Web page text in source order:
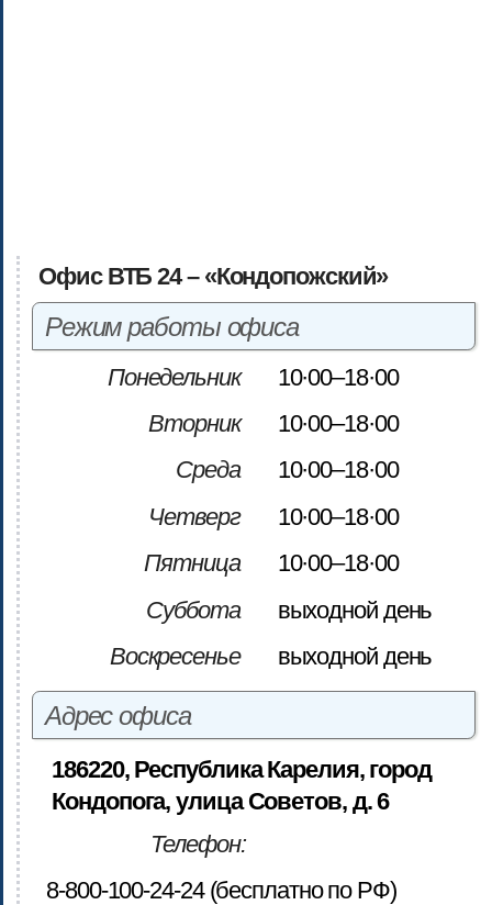
Офис ВТБ 24 – «Кондопожский»
Режим работы офиса
Понедельник
10·00–18·00
Вторник
10·00–18·00
Среда
10·00–18·00
Четверг
10·00–18·00
Пятница
10·00–18·00
Суббота
выходной день
Воскресенье
выходной день
Адрес офиса
186220, Республика Карелия, город
Кондопога, улица Советов, д. 6
Телефон:
8-800-100-24-24 (бесплатно по РФ)